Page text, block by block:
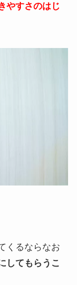
やすさのはじ
くるならなお
してもらうこ